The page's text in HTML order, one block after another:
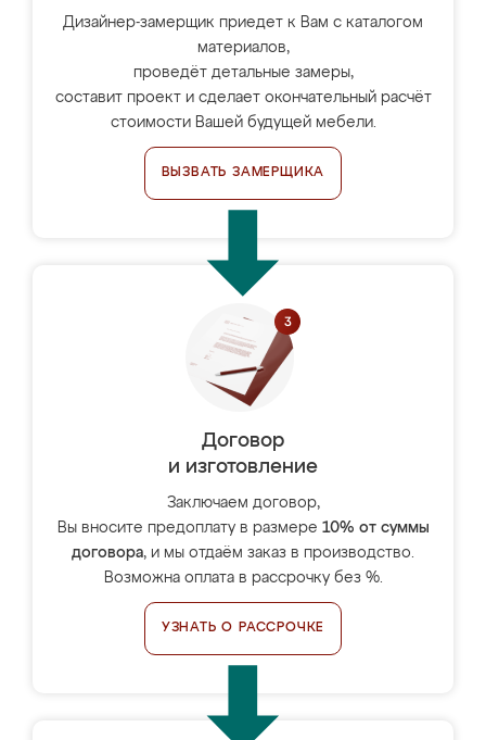
Дизайнер-замерщик приедет к Вам с каталогом
материалов,
проведёт детальные замеры,
составит проект и сделает окончательный расчёт
стоимости Вашей будущей мебели.
ВЫЗВАТЬ ЗАМЕРЩИКА
Договор
и изготовление
Заключаем договор,
Вы вносите предоплату в размере 10% от суммы
договора, и мы отдаём заказ в производство.
Возможна оплата в рассрочку без %.
УЗНАТЬ О РАССРОЧКЕ